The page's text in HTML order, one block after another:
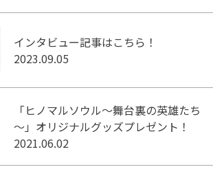
インタビュー記事はこちら！
2023.09.05
「ヒノマルソウル～舞台裏の英雄たち
～」オリジナルグッズプレゼント！
2021.06.02